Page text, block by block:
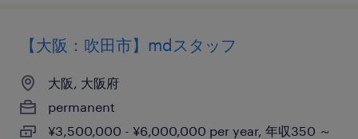
【大阪：吹田市】mdスタッフ
大阪, 大阪府
permanent
¥3,500,000 - ¥6,000,000 per year, 年収350 ～